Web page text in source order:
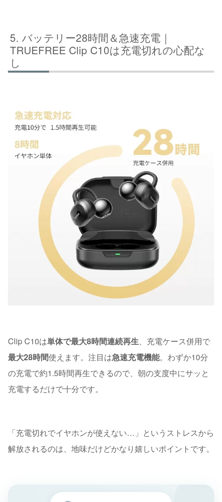
バッテリー28時間＆急速充電｜
TRUEFREE Clip C10は充電切れの心配な
し
Clip C10は単体で最大8時間連続再生、充電ケース併用で
最大28時間使えます。注目は急速充電機能。わずか10分
の充電で約1.5時間再生できるので、朝の支度中にサッと
充電するだけで十分です。
「充電切れでイヤホンが使えない…」というストレスから
解放されるのは、地味だけどかなり嬉しいポイントです。